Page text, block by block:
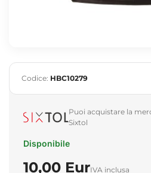
Codice: HBC10279
Puoi acquistare la
Sixtol
Disponibile
10,00 EurIVA inclusa